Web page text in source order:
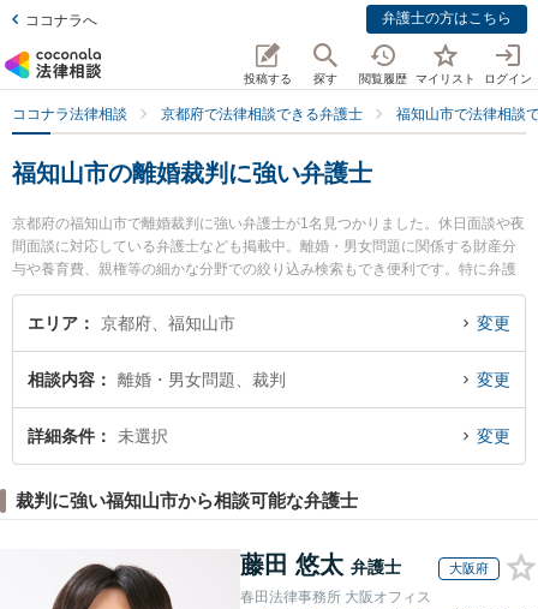
ココナラへ 弁護士の方はこちら
投稿する 探す 閲覧履歴 マイリスト ログイン
ココナラ法律相談 京都府で法律相談できる弁護士 福知山市で法律相談
福知山市の離婚裁判に強い弁護士
京都府の福知山市で離婚裁判に強い弁護士が1名見つかりました。休日面談や夜
間面談に対応している弁護士なども掲載中。離婚・男女問題に関係する財産分
与や養育費、親権等の細かな分野での絞り込み検索もでき便利です。特に弁護
士法人村上・新村法律事務所 福知山オフィスの柏原 崇志弁護士のプロフィール
情報や弁護士費用、強みなどが注目されています。『福知山市で土日や夜間に
判を法律相談できる福知山市内の弁護士に相談予約したい』などでお困りの相
談者さんにおすすめです。
エリア 京都府、福知山市 変更
相談内容 離婚・男女問題、裁判 変更
詳細条件 未選択 変更
裁判に強い福知山市から相談可能な弁護士
藤田 悠太 弁護士 大阪府
春田法律事務所 大阪オフィス